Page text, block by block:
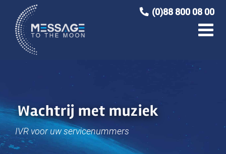
(0)88 800 08 00
naar
inhoud
Wachtrij met muziek
IVR voor uw servicenummers